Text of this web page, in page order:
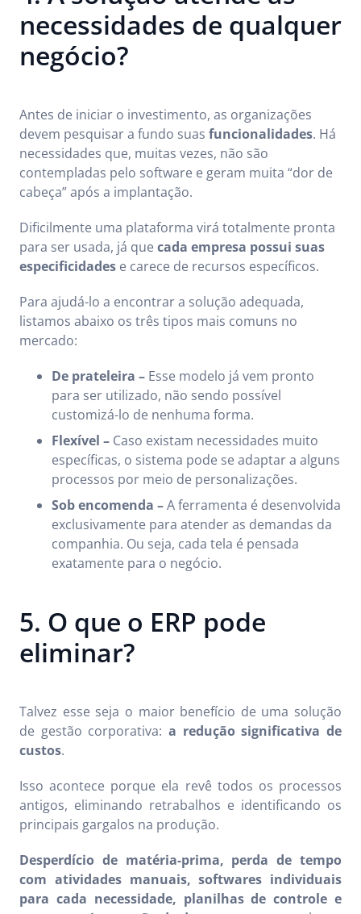
necessidades de qualquer
negócio?
Antes de iniciar o investimento, as organizações
devem pesquisar a fundo suas funcionalidades. Há
necessidades que, muitas vezes, não são
contempladas pelo software e geram muita “dor de
cabeça” após a implantação.
Dificilmente uma plataforma virá totalmente pronta
para ser usada, já quecada empresa possui suas
especificidades e carece de recursos específicos.
Para ajudá-lo a encontrar a solução adequada,
listamos abaixo os três tipos mais comuns no
mercado:
De prateleira – Esse modelo já vem pronto
para ser utilizado, não sendo possível
customizá-lo de nenhuma forma.
Flexível – Caso existam necessidades muito
específicas, o sistema pode se adaptar a alguns
processos por meio de personalizações.
Sob encomenda –A ferramenta é desenvolvida
exclusivamente para atender as demandas da
companhia. Ou seja, cada tela é pensada
exatamente para o negócio.
5. O que o ERP pode
eliminar?
Talvez esse seja o maior benefício de uma solução
de gestão corporativa: a redução significativa de
custos.
Isso acontece porque ela revê todos os processos
antigos, eliminando retrabalhos e identificando os
principais gargalos na produção.
Desperdício de matéria-prima, perda de tempo
com atividades manuais, softwares individuais
para cada necessidade, planilhas de controle e